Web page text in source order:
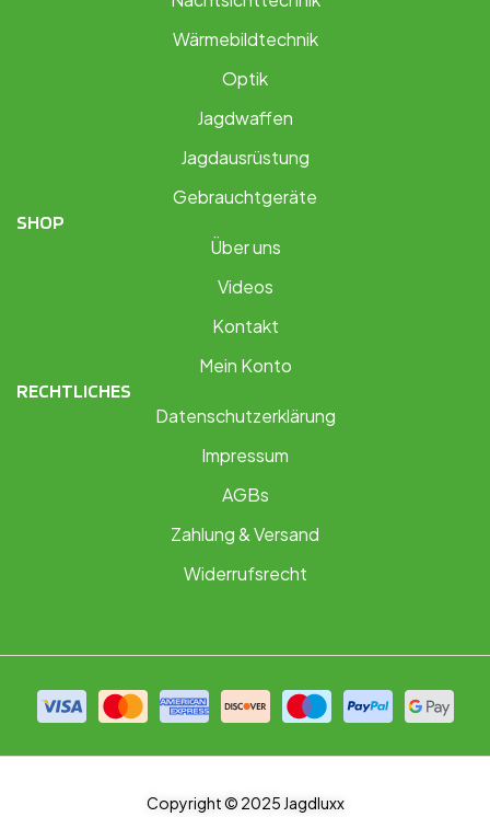
Wärmebildtechnik
Optik
Jagdwaffen
Jagdausrüstung
Gebrauchtgeräte
SHOP
Über uns
Videos
Kontakt
Mein Konto
RECHTLICHES
Datenschutzerklärung
Impressum
AGBs
Zahlung & Versand
Widerrufsrecht
Copyright © 2025 Jagdluxx